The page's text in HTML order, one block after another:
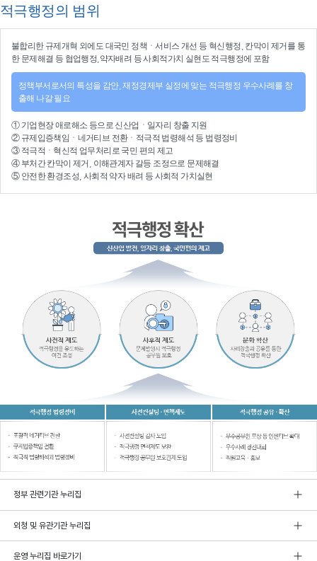
적극행정의 범위
불합리한 규제개혁 외에도 대국민 정책ㆍ서비스 개선 등 혁신행정 , 칸막이 제거를 통
한 문제해결 등 협업행정 ,약자배려 등사회적가치 실현 도 적극행정에 포함
정책부서로서의 특성을 감안, 재정경제부 실정에 맞는 적극행정 우수사례를 창
출해 나갈 필요
① 기업현장 애로해소 등으로 신산업 ㆍ 일자리 창출 지원
② 규제입증책임 ㆍ 네거티브 전환ㆍ적극적 법령해석 등 법령정비
③ 적극적 ㆍ 혁신적 업무처리 로 국민 편의 제고
④ 부처간 칸막이 제거, 이해관계자 갈등 조정으로 문제해결
⑤ 안전한 환경조성, 사회적 약자 배려 등 사회적 가치실현
정부 관련기관 누리집
외청 및 유관기관 누리집
운영 누리집 바로가기